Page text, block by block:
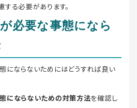
る必要があります。
必要な事態になら
にならないためにはどうすれば良い
にならないための対策方法を確認し